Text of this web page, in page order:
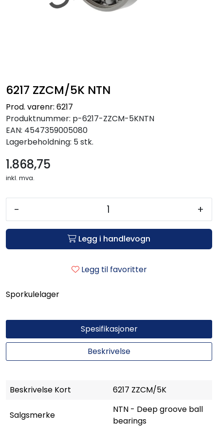
6217 ZZCM/5K NTN
Prod. varenr: 6217
Produktnummer: p-6217-ZZCM-5KNTN
EAN: 4547359005080
Lagerbeholdning: 5 stk.
1.868,75
inkl. mva.
- +
Legg i handlevogn
Legg til favoritter
Sporkulelager
Spesifikasjoner
Beskrivelse
Beskrivelse Kort 6217 ZZCM/5K
Salgsmerke
NTN - Deep groove ball
bearings